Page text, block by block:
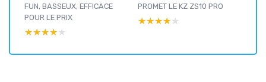
FUN, BASSEUX, EFFICACE
POUR LE PRIX
★★★★★
★★★★★
PROMET LE KZ ZS10 PRO
★★★★★
★★★★★